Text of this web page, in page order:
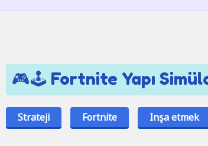
🎮🕹️ Fortnite Yapı
Strateji Fortnite Inşa etmek